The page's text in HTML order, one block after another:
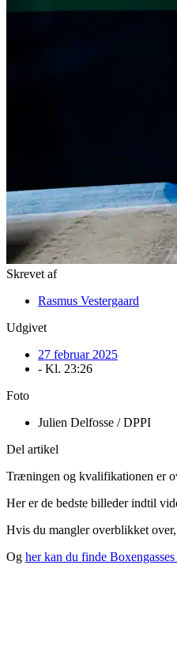
Skrevet af
Rasmus Vestergaard
Udgivet
27 februar 2025
- Kl. 23:26
Foto
Julien Delfosse / DPPI
Del artikel
Træningen og kvalifikationen er
Her er de bedste billeder indtil
Hvis du mangler overblikket
Og her kan du finde